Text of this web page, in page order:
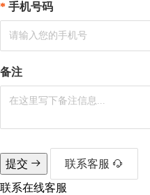
手机号码
备注
提交
联系客服
联系在线客服